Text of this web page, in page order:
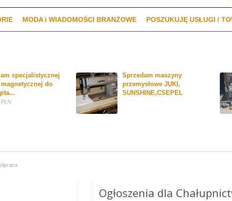
MODA i WIADOMOŚCI BRANŻOWE POSZUKUJĘ USŁUGI /
specjalistycznej
do
PLN
Sprzedam maszyny
przemysłowe JUKI,
SUNSHINE,CSEPEL
Ogłoszenia dla